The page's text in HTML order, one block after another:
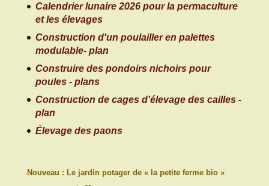
Calendrier lunaire 2026 pour la permaculture
et les élevages
Construction d'un poulailler en palettes
modulable- plan
Construire des pondoirs nichoirs pour
poules - plans
Construction de cages d’élevage des cailles -
plan
Élevage des paons
Nouveau : Le jardin potager de « la petite ferme bio »